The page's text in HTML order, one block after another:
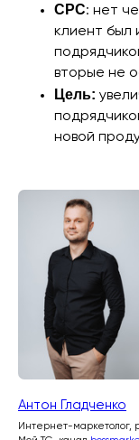
CPC: нет
клиент был
вторые не
Цель:
новой
Антон Гладченко
Интернет-маркетолог,